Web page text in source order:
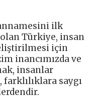
ilk
Türkiye, insan
için
inancımızda ve
insanlar
farklılıklara saygı